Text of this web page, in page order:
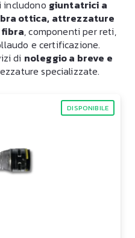
giuntatrici a
ottica, attrezzature
, componenti per reti,
e certificazione.
di noleggio a breve e
specializzate.
DISPONIBILE